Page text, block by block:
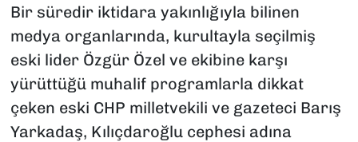
Bir süredir iktidara yakınlığıyla bilinen
medya organlarında, kurultayla seçilmiş
eski lider Özgür Özel ve ekibine karşı
yürüttüğü muhalif programlarla dikkat
çeken eski CHP milletvekili ve gazeteci Barış
Yarkadaş, Kılıçdaroğlu cephesi adına